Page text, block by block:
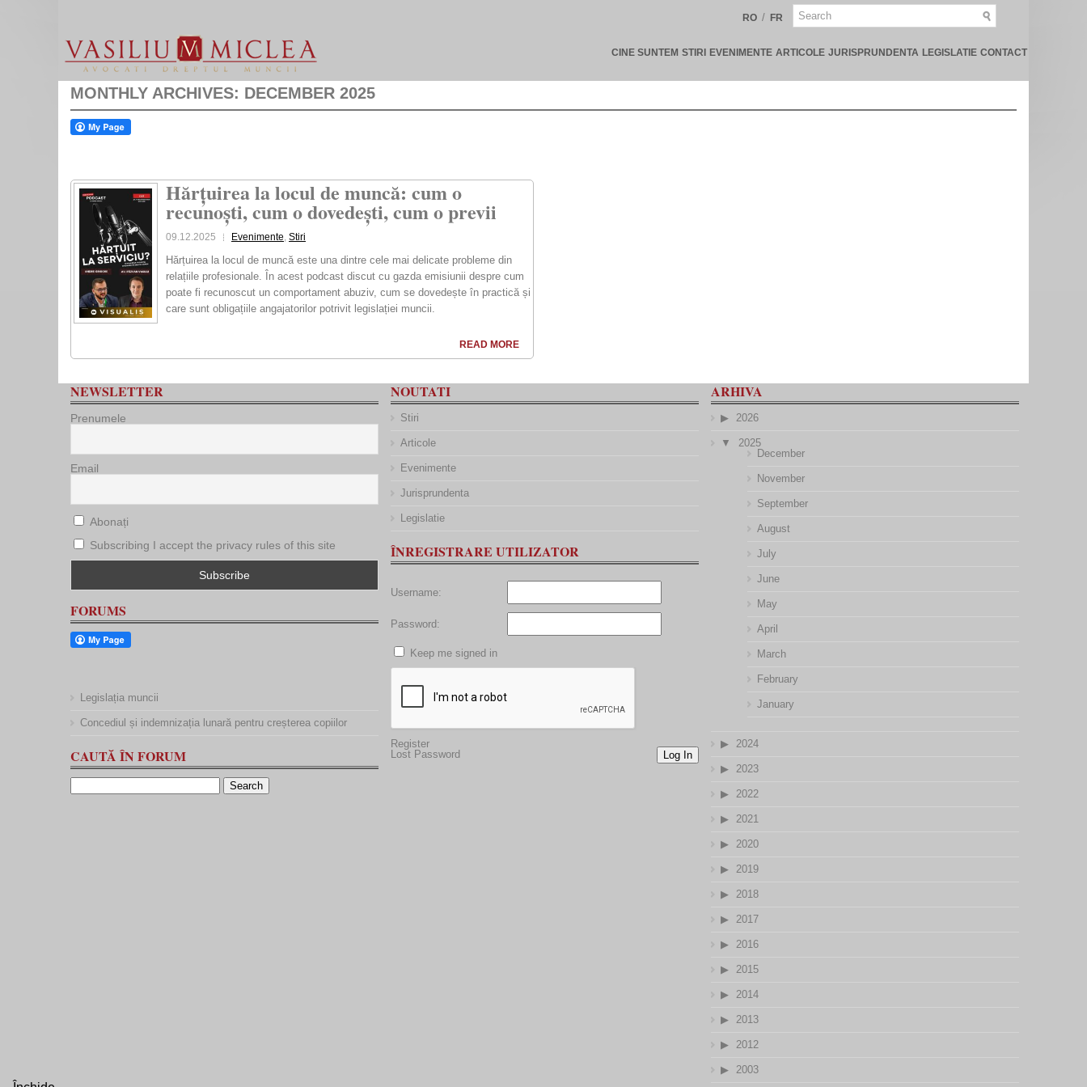
RO / FR
CINE SUNTEM STIRI EVENIMENTE ARTICOLE JURISPRUNDENTA LEGISLATIE CONTACT
MONTHLY ARCHIVES: DECEMBER 2025
Hărțuirea la locul de muncă: cum o
recunoști, cum o dovedești, cum o previi
09.12.2025 Evenimente, Stiri
Hărțuirea la locul de muncă este una dintre cele mai delicate probleme din
relațiile profesionale. În acest podcast discut cu gazda emisiunii despre cum
poate fi recunoscut un comportament abuziv, cum se dovedește în practică și
care sunt obligațiile angajatorilor potrivit legislației muncii.
READ MORE
NEWSLETTER
Prenumele
Email
Abonați
Subscribing I accept the privacy rules of this site
FORUMS
Legislația muncii
Concediul și indemnizația lunară pentru creșterea copiilor
CAUTĂ ÎN FORUM
NOUTATI
Stiri
Articole
Evenimente
Jurisprundenta
Legislatie
ÎNREGISTRARE UTILIZATOR
Username:
Password:
Keep me signed in
Log In
Register
Lost Password
ARHIVA
2026
2025
December
November
September
August
July
June
May
April
March
February
January
2024
2023
2022
2021
2020
2019
2018
2017
2016
2015
2014
2013
2012
2003